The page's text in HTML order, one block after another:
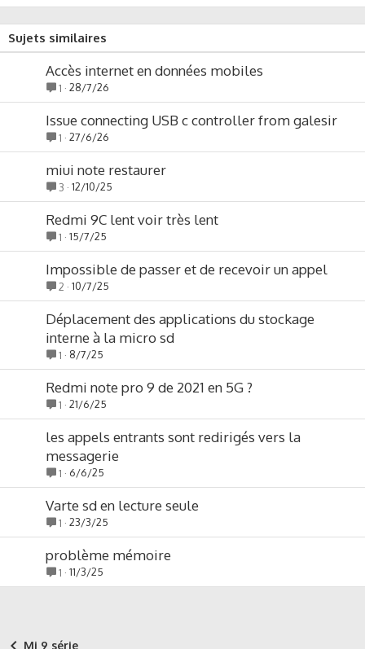
Sujets similaires
Accès internet en données mobiles
1 28/7/26
Issue connecting USB c controller from galesir
1 27/6/26
miui note restaurer
3 12/10/25
Redmi 9C lent voir très lent
1 15/7/25
Impossible de passer et de recevoir un appel
2 10/7/25
Déplacement des applications du stockage
interne à la micro sd
1 8/7/25
Redmi note pro 9 de 2021 en 5G ?
1 21/6/25
les appels entrants sont redirigés vers la
messagerie
1 6/6/25
Varte sd en lecture seule
1 23/3/25
problème mémoire
1 11/3/25
Mi 9 série